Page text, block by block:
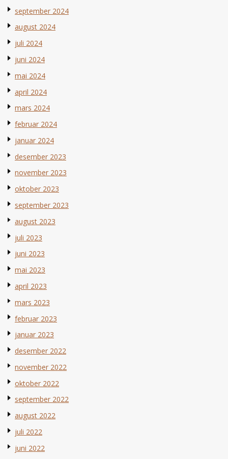
september 2024
august 2024
juli 2024
juni 2024
mai 2024
april 2024
mars 2024
februar 2024
januar 2024
desember 2023
november 2023
oktober 2023
september 2023
august 2023
juli 2023
juni 2023
mai 2023
april 2023
mars 2023
februar 2023
januar 2023
desember 2022
november 2022
oktober 2022
september 2022
august 2022
juli 2022
juni 2022